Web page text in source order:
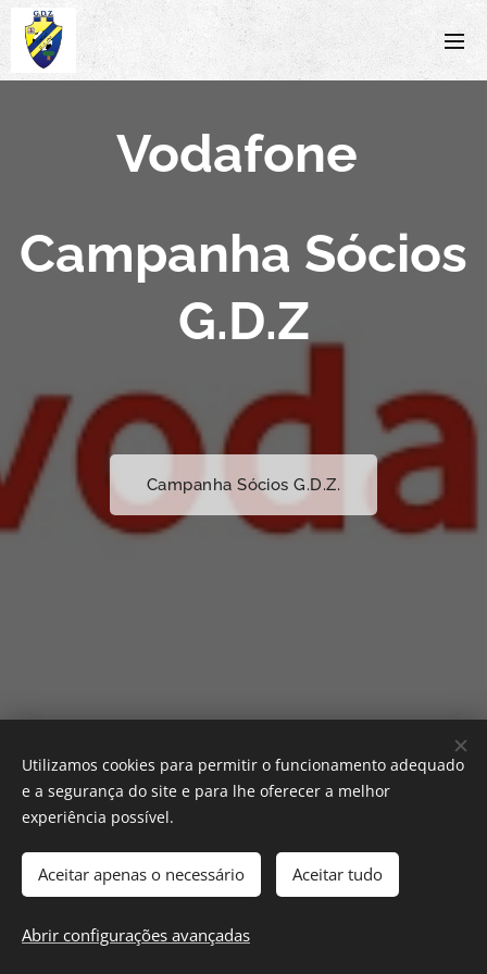
Vodafone
Campanha Sócios
G.D.Z
Campanha Sócios G.D.Z.
2025 GRUPO DESPORTIVO DO ZAMBUJEIRO | Todos os direitos
reservados.
Cookies
Utilizamos cookies para permitir o funcionamento adequado
e a segurança do site e para lhe oferecer a melhor
experiência possível.
Aceitar apenas o necessário Aceitar tudo
Abrir configurações avançadas